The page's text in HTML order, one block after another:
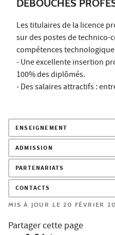
DÉBOUCHÉS
Les titulaires de la licence
sur des postes de technico-
compétences
- Une excellente insertion
100% des diplômés.
- Des salaires attractifs :
ENSEIGNEMENT
ADMISSION
PARTENARIATS
CONTACTS
MIS À JOUR LE 20 FÉVRIER
Partager cette page